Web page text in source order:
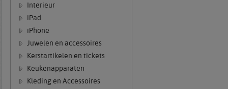
Interieur
iPad
iPhone
Juwelen en accessoires
Kerstartikelen en tickets
Keukenapparaten
Kleding en Accessoires